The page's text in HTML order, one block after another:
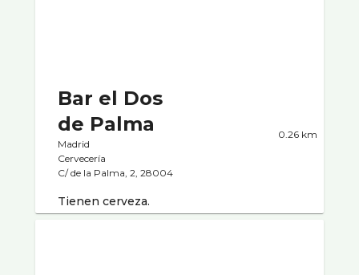
Bar el Dos
de Palma
Madrid
Cervecerí­a
C/ de la Palma, 2, 28004
0.26 km
Tienen cerveza.